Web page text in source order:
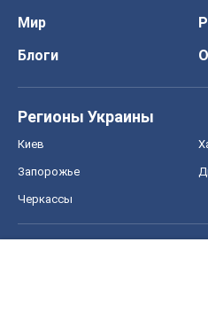
Мир
Блоги
Регионы Украины
Киев
Запорожье
Черкассы